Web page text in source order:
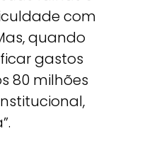
com
quando
gastos
80 milhões